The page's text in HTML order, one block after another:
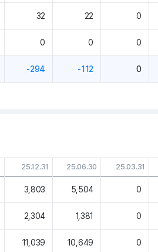
32 22 0
0 0 0
-294 -112 0
25.12.31 25.06.30 25.03.31
3,803 5,504 0
2,304 1,381 0
11,039 10,649 0